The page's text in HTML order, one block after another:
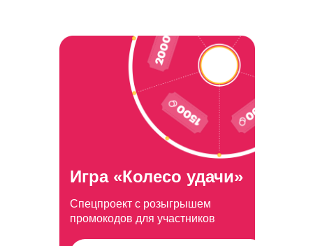
Игра «Колесо удачи»
Спецпроект с розыгрышем
промокодов для участников